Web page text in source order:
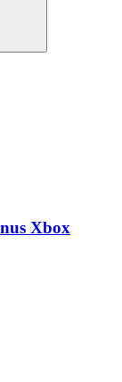
Xbox